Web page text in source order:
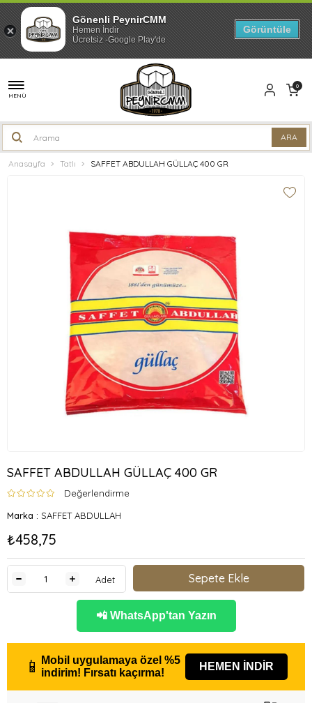
MENÜ
0
Anasayfa Tatlı SAFFET ABDULLAH GÜLLAÇ 400 GR
SAFFET ABDULLAH GÜLLAÇ 400 GR
Değerlendirme
Marka : SAFFET ABDULLAH
₺458,75
Adet
📲 WhatsApp'tan Yazın
📱 Mobil uygulamaya özel %5
indirim! Fırsatı kaçırma!
HEMEN İNDİR
Gönenli PeynirCMM
Hemen İndir
Ücretsiz -Google Play'de
Görüntüle